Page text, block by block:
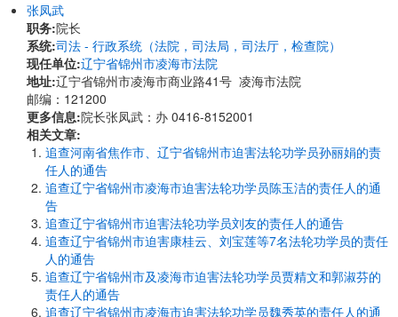
张凤武
职务:院长
系统:司法 - 行政系统（法院，司法局，司法厅，检查院）
现任单位:辽宁省锦州市凌海市法院
地址:辽宁省锦州市凌海市商业路41号 凌海市法院
邮编：121200
更多信息:院长张凤武：办 0416-8152001
相关文章:
追查河南省焦作市、辽宁省锦州市迫害法轮功学员孙丽娟的责
任人的通告
追查辽宁省锦州市凌海市迫害法轮功学员陈玉洁的责任人的通
告
追查辽宁省锦州市迫害法轮功学员刘友的责任人的通告
追查辽宁省锦州市迫害康桂云、刘宝莲等7名法轮功学员的责任
人的通告
追查辽宁省锦州市及凌海市迫害法轮功学员贾精文和郭淑芬的
责任人的通告
追查辽宁省锦州市凌海市迫害法轮功学员魏秀英的责任人的通